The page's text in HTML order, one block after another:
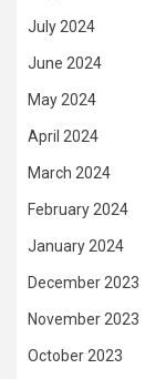
July 2024
June 2024
May 2024
April 2024
March 2024
February 2024
January 2024
December 2023
November 2023
October 2023